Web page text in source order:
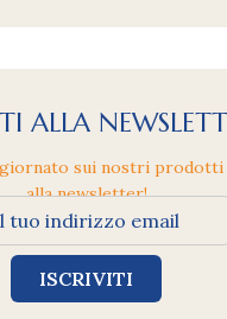
ALLA
sui nostri
alla newsletter!